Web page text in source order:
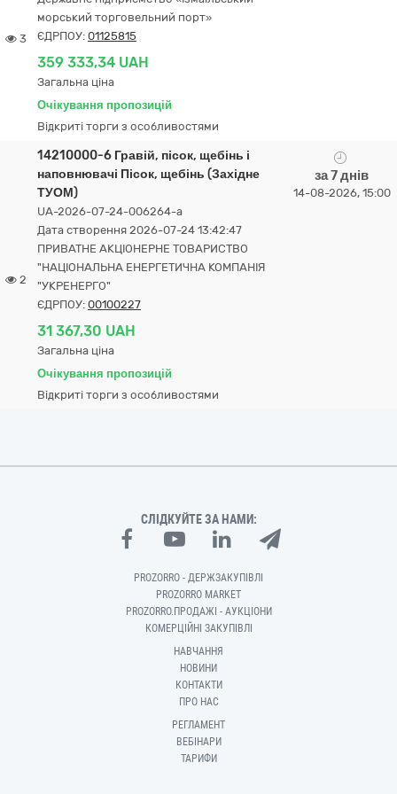
3
морський торговельний порт»
ЄДРПОУ: 01125815
359 333,34 UAH
Загальна ціна
Очікування пропозицій
Відкриті торги з особливостями
2
14210000-6 Гравій, пісок, щебінь і
наповнювачі Пісок, щебінь (Західне
ТУОМ)
UA-2026-07-24-006264-a
Дата створення 2026-07-24 13:42:47
ПРИВАТНЕ АКЦІОНЕРНЕ ТОВАРИСТВО
"НАЦІОНАЛЬНА ЕНЕРГЕТИЧНА КОМПАНІЯ
"УКРЕНЕРГО"
ЄДРПОУ: 00100227
31 367,30 UAH
Загальна ціна
Очікування пропозицій
Відкриті торги з особливостями
за 7 днів
14-08-2026, 15:00
СЛІДКУЙТЕ ЗА НАМИ:
PROZORRO - ДЕРЖЗАКУПІВЛІ
PROZORRO MARKET
PROZORRO.ПРОДАЖІ - АУКЦІОНИ
КОМЕРЦІЙНІ ЗАКУПІВЛІ
НАВЧАННЯ
НОВИНИ
КОНТАКТИ
ПРО НАС
РЕГЛАМЕНТ
ВЕБІНАРИ
ТАРИФИ